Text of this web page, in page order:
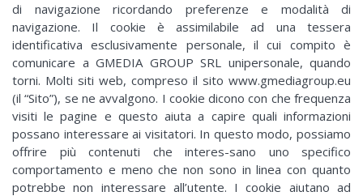
di navigazione ricordando preferenze e modalità di
navigazione. Il cookie è assimilabile ad una tessera
identificativa esclusivamente personale, il cui compito è
comunicare a GMEDIA GROUP SRL unipersonale, quando
torni. Molti siti web, compreso il sito www.gmediagroup.eu
(il “Sito”), se ne avvalgono. I cookie dicono con che frequenza
visiti le pagine e questo aiuta a capire quali informazioni
possano interessare ai visitatori. In questo modo, possiamo
offrire più contenuti che interes-sano uno specifico
comportamento e meno che non sono in linea con quanto
potrebbe non interessare all’utente. I cookie aiutano ad